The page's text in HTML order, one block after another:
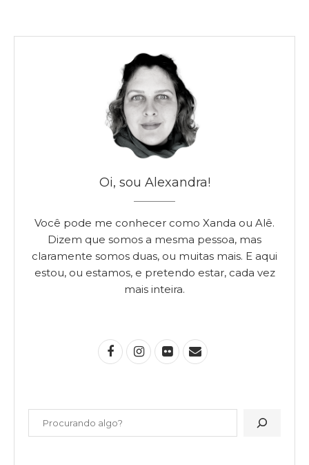
Oi, sou Alexandra!
Você pode me conhecer como Xanda ou Alê.
Dizem que somos a mesma pessoa, mas
claramente somos duas, ou muitas mais. E aqui
estou, ou estamos, e pretendo estar, cada vez
mais inteira.